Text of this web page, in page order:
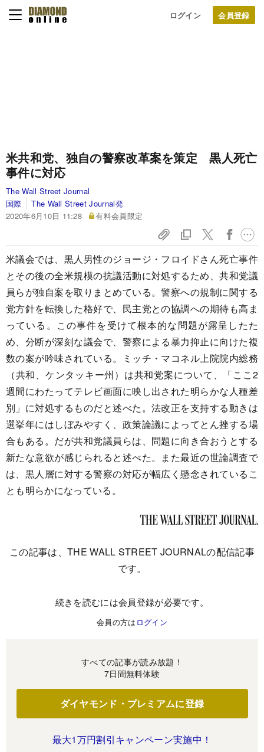
ログイン
米共和党、独自の警察改革案を策定 黒人死亡
事件に対応
The Wall Street Journal
国際
The Wall Street Journal発
2020年6月10日 11:28
有料会員限定
米議会では、黒人男性のジョージ・フロイドさん死亡事件
とその後の全米規模の抗議活動に対処するため、共和党議
員らが独自案を取りまとめている。警察への規制に関する
党方針を転換した格好で、民主党との協調への期待も高ま
っている。この事件を受けて根本的な問題が露呈したた
め、分断が深刻な議会で、警察による暴力抑止に向けた複
数の案が吟味されている。ミッチ・マコネル上院院内総務
（共和、ケンタッキー州）は共和党案について、「ここ2
週間にわたってテレビ画面に映し出された明らかな人種差
別」に対処するものだと述べた。法改正を支持する動きは
選挙年にはしぼみやすく、政策論議によってとん挫する場
合もある。だが共和党議員らは、問題に向き合おうとする
新たな意欲が感じられると述べた。また最近の世論調査で
は、黒人層に対する警察の対応が幅広く懸念されているこ
とも明らかになっている。
この記事は、THE WALL STREET JOURNALの配信記事
です。
続きを読むには会員登録が必要です。
会員の方は ログイン
すべての記事が読み放題！
7日間無料体験
ダイヤモンド・プレミアムに登録
最大1万円割引キャンペーン実施中！